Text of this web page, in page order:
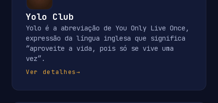
Yolo Club
Yolo é a abreviação de You Only Live Once,
expressão da língua inglesa que significa
“aproveite a vida, pois só se vive uma
vez”.
Ver detalhes→